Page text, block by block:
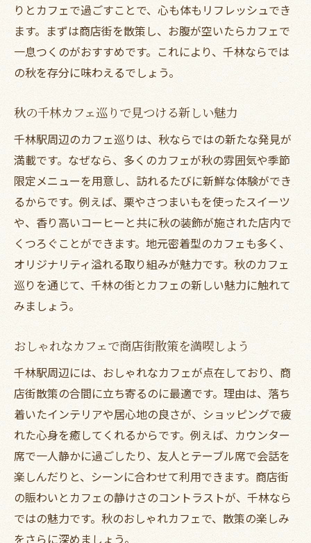
りとカフェで過ごすことで、心も体もリフレッシュでき
ます。まずは商店街を散策し、お腹が空いたらカフェで
一息つくのがおすすめです。これにより、千林ならでは
の秋を存分に味わえるでしょう。
秋の千林カフェ巡りで見つける新しい魅力
千林駅周辺のカフェ巡りは、秋ならではの新たな発見が
満載です。なぜなら、多くのカフェが秋の雰囲気や季節
限定メニューを用意し、訪れるたびに新鮮な体験ができ
るからです。例えば、栗やさつまいもを使ったスイーツ
や、香り高いコーヒーと共に秋の装飾が施された店内で
くつろぐことができます。地元密着型のカフェも多く、
オリジナリティ溢れる取り組みが魅力です。秋のカフェ
巡りを通じて、千林の街とカフェの新しい魅力に触れて
みましょう。
おしゃれなカフェで商店街散策を満喫しよう
千林駅周辺には、おしゃれなカフェが点在しており、商
店街散策の合間に立ち寄るのに最適です。理由は、落ち
着いたインテリアや居心地の良さが、ショッピングで疲
れた心身を癒してくれるからです。例えば、カウンター
席で一人静かに過ごしたり、友人とテーブル席で会話を
楽しんだりと、シーンに合わせて利用できます。商店街
の賑わいとカフェの静けさのコントラストが、千林なら
ではの魅力です。秋のおしゃれカフェで、散策の楽しみ
をさらに深めましょう。